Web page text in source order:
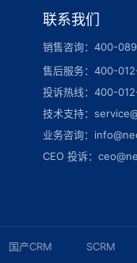
联系我们
销售咨询：400-
售后服务：400-
投诉热线：400-
技术支持：
业务咨询：
CEO 投诉：
国产CRM
SCRM